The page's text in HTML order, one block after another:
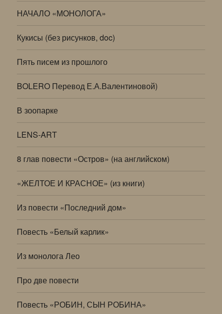
НАЧАЛО «МОНОЛОГА»
Кукисы (без рисунков, doc)
Пять писем из прошлого
BOLERO Перевод Е.А.Валентиновой)
В зоопарке
LENS-ART
8 глав повести «Остров» (на английском)
«ЖЕЛТОЕ И КРАСНОЕ» (из книги)
Из повести «Последний дом»
Повесть «Белый карлик»
Из монолога Лео
Про две повести
Повесть «РОБИН, СЫН РОБИНА»